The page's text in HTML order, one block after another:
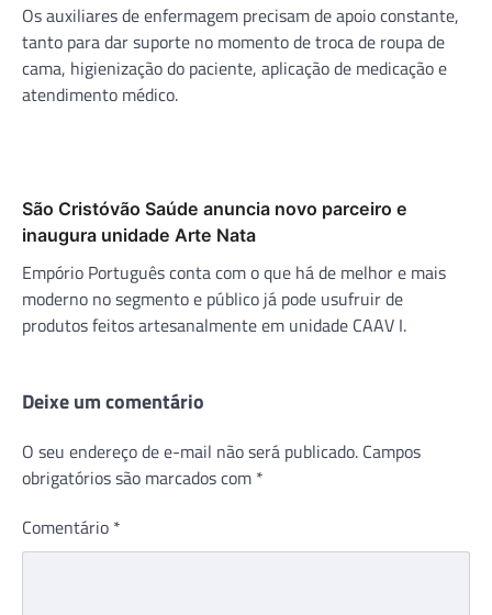
Os auxiliares de enfermagem precisam de apoio constante,
tanto para dar suporte no momento de troca de roupa de
cama, higienização do paciente, aplicação de medicação e
atendimento médico.
São Cristóvão Saúde anuncia novo parceiro e
inaugura unidade Arte Nata
Empório Português conta com o que há de melhor e mais
moderno no segmento e público já pode usufruir de
produtos feitos artesanalmente em unidade CAAV I.
Deixe um comentário
O seu endereço de e-mail não será publicado. Campos
obrigatórios são marcados com *
Comentário *